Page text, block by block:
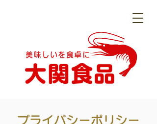
美味しいを食卓に
プライバシーポリシー